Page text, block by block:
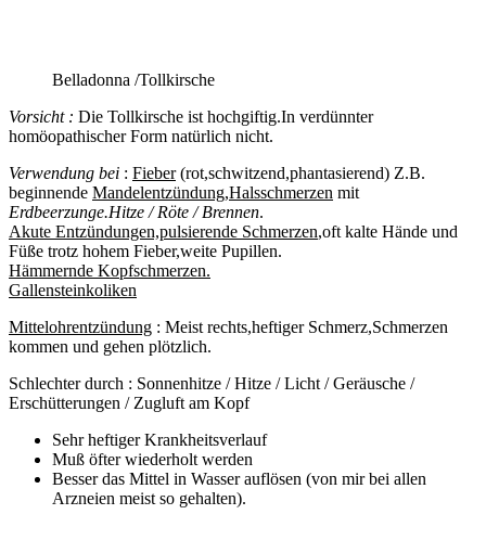
Belladonna /Tollkirsche
Vorsicht : Die Tollkirsche ist hochgiftig.In verdünnter
homöopathischer Form natürlich nicht.
Verwendung bei : Fieber(rot,schwitzend,phantasierend) Z.B.
beginnende Mandelentzündung,Halsschmerzen mit
Erdbeerzunge.Hitze / Röte / Brennen.
Akute Entzündungen,pulsierende Schmerzen,oft kalte Hände und
Füße trotz hohem Fieber,weite Pupillen.
Hämmernde Kopfschmerzen.
Gallensteinkoliken
Mittelohrentzündung : Meist rechts,heftiger Schmerz,Schmerzen
kommen und gehen plötzlich.
Schlechter durch : Sonnenhitze / Hitze / Licht / Geräusche /
Erschütterungen / Zugluft am Kopf
Sehr heftiger Krankheitsverlauf
Muß öfter wiederholt werden
Besser das Mittel in Wasser auflösen (von mir bei allen
Arzneien meist so gehalten).